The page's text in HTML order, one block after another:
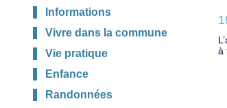
Informations
Vivre dans la commune
Vie pratique
Enfance
Randonnées
à